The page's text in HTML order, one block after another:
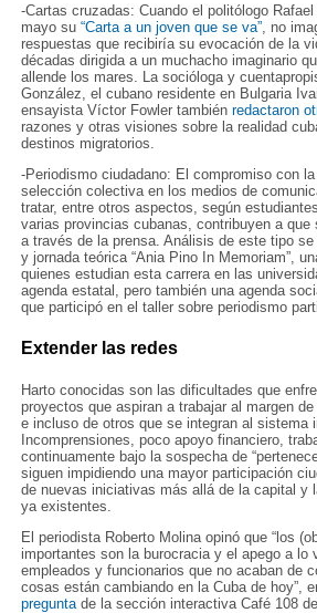
-Cartas cruzadas: Cuando el politólogo
mayo su“Carta a un joven que se va” , no
respuestas que recibiría su evocación de la
décadas dirigida a un muchacho imaginario
allende los mares. La socióloga y
González, el cubano residente en Bulgaria
ensayista Víctor Fowler tambiénredactaron
razones y otras visiones sobre la realidad
destinos migratorios.
-Periodismo ciudadano: El compromiso con
selección colectiva en los medios de
tratar, entre otros aspectos, según
varias provincias cubanas, contribuyen a que
a través de la prensa. Análisis de este tipo
y jornada teórica “Ania Pino In Memoriam”,
quienes estudian esta carrera en las
agenda estatal, pero también una agenda
que participó en el taller sobre periodismo
Extender las redes
Harto conocidas son las dificultades que
proyectos que aspiran a trabajar al margen
e incluso de otros que se integran al sistema
Incomprensiones, poco apoyo financiero,
continuamente bajo la sospecha de
siguen impidiendo una mayor participación
de nuevas iniciativas más allá de la capital y
ya existentes.
El periodista Roberto Molina opinó que “los
importantes son la burocracia y el apego a lo
empleados y funcionarios que no acaban de
cosas están cambiando en la Cuba de hoy”,
preguntade la sección interactiva Café 108